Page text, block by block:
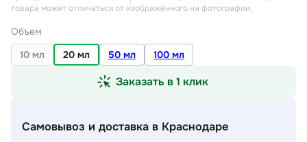
товара может отличаться от изображённого на фотографии.
Объем
10 мл
20 мл 50 мл 100 мл
Заказать в 1 клик
Самовывоз и доставка в Краснодаре